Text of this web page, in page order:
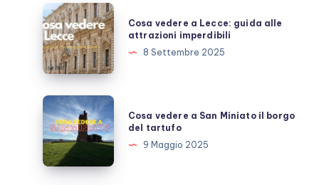
un
giorno
Cosa
vedere
a
Lecce:
guida
alle
attrazioni
imperdibili
Cosa vedere a Lecce: guida alle
attrazioni imperdibili
8 Settembre 2025
Cosa
vedere
a
San
Miniato
Cosa vedere a San Miniato il borgo
del tartufo
9 Maggio 2025